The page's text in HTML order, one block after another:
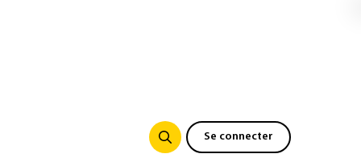
Se connecter